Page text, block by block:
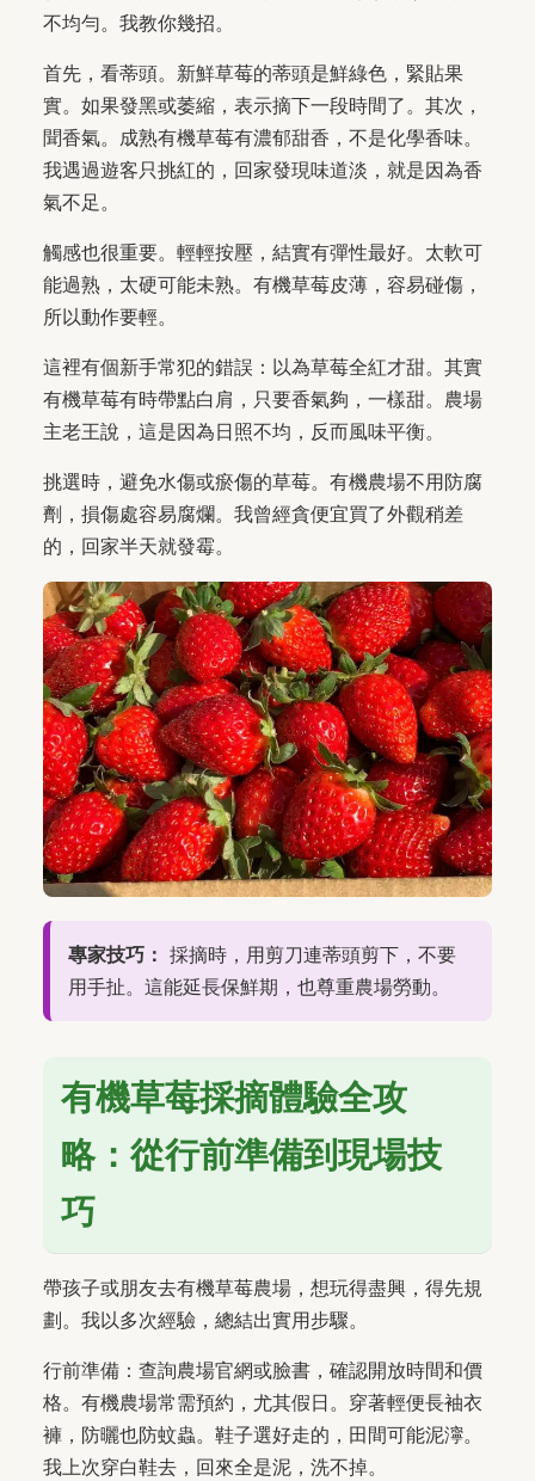
不均勻。我教你幾招。
首先，看蒂頭。新鮮草莓的蒂頭是鮮綠色，緊貼果
實。如果發黑或萎縮，表示摘下一段時間了。其次，
聞香氣。成熟有機草莓有濃郁甜香，不是化學香味。
我遇過遊客只挑紅的，回家發現味道淡，就是因為香
氣不足。
觸感也很重要。輕輕按壓，結實有彈性最好。太軟可
能過熟，太硬可能未熟。有機草莓皮薄，容易碰傷，
所以動作要輕。
這裡有個新手常犯的錯誤：以為草莓全紅才甜。其實
有機草莓有時帶點白肩，只要香氣夠，一樣甜。農場
主老王說，這是因為日照不均，反而風味平衡。
挑選時，避免水傷或瘀傷的草莓。有機農場不用防腐
劑，損傷處容易腐爛。我曾經貪便宜買了外觀稍差
的，回家半天就發霉。
專家技巧： 採摘時，用剪刀連蒂頭剪下，不要
用手扯。這能延長保鮮期，也尊重農場勞動。
有機草莓採摘體驗全攻
略：從行前準備到現場技
巧
帶孩子或朋友去有機草莓農場，想玩得盡興，得先規
劃。我以多次經驗，總結出實用步驟。
行前準備：查詢農場官網或臉書，確認開放時間和價
格。有機農場常需預約，尤其假日。穿著輕便長袖衣
褲，防曬也防蚊蟲。鞋子選好走的，田間可能泥濘。
我上次穿白鞋去，回來全是泥，洗不掉。